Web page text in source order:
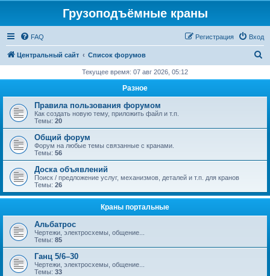
Грузоподъёмные краны
FAQ Вход
Регистрация
Центральный сайт Список форумов
с
Текущее время: 07 авг 2026, 05:12
Разное
Правила пользования форумом
Как создать новую тему, приложить файл и т.п.
Темы: 20
Общий форум
Форум на любые темы связанные с кранами.
Темы: 56
Доска объявлений
Поиск / предложение услуг, механизмов, деталей и т.п. для кранов
Темы: 26
Краны портальные
Альбатрос
Чертежи, электросхемы, общение...
Темы: 85
Ганц 5/6–30
Чертежи, электросхемы, общение...
Темы: 33